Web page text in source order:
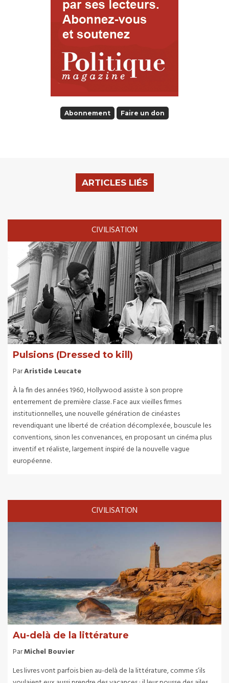
Abonnement Faire un don
ARTICLES LIÉS
CIVILISATION
Pulsions (Dressed to kill)
ParAristide Leucate
À la fin des années 1960, Hollywood assiste à son propre
enterrement de première classe. Face aux vieilles firmes
institutionnelles, une nouvelle génération de cinéastes
revendiquant une liberté de création décomplexée, bouscule les
conventions, sinon les convenances, en proposant un cinéma plus
inventif et réaliste, largement inspiré de la nouvelle vague
européenne.
CIVILISATION
Au-delà de la littérature
ParMichel Bouvier
Les livres vont parfois bien au-delà de la littérature, comme s’ils